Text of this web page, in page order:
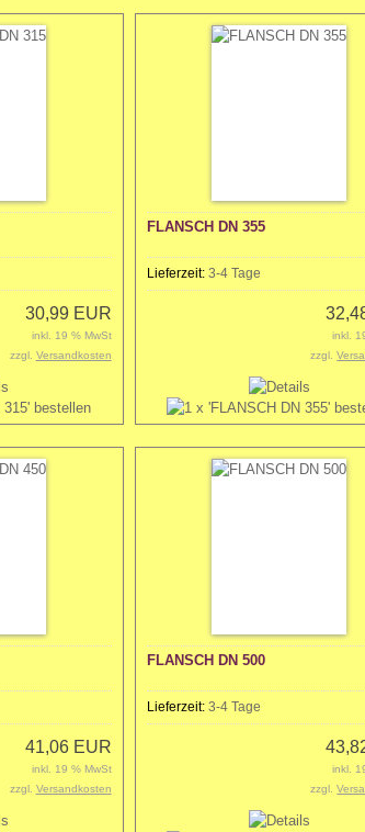
30,99 EUR
inkl. 19 % MwSt
zzgl. Versandkosten
FLANSCH DN 355
Lieferzeit: 3-4 Tage
inkl.
zzgl.
41,06 EUR
inkl. 19 % MwSt
zzgl. Versandkosten
FLANSCH DN 500
Lieferzeit: 3-4 Tage
inkl.
zzgl.